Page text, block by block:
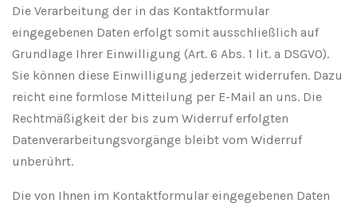
Die Verarbeitung der in das Kontaktformular
eingegebenen Daten erfolgt somit ausschließlich auf
Grundlage Ihrer Einwilligung (Art. 6 Abs. 1 lit. a DSGVO).
Sie können diese Einwilligung jederzeit widerrufen. Dazu
reicht eine formlose Mitteilung per E-Mail an uns. Die
Rechtmäßigkeit der bis zum Widerruf erfolgten
Datenverarbeitungsvorgänge bleibt vom Widerruf
unberührt.
Die von Ihnen im Kontaktformular eingegebenen Daten